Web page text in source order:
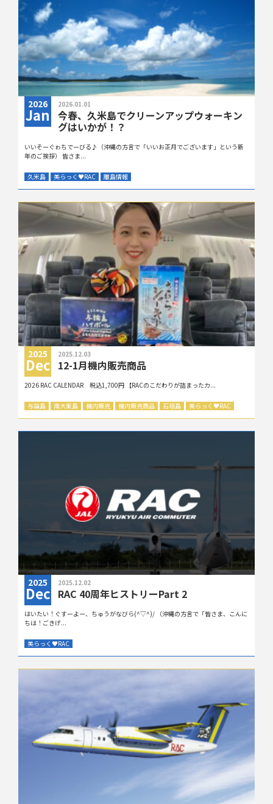
2026
Jan
2026.01.01
今春、久米島でクリーンアップウォーキン
グはいかが！？
いいそーぐゎちでーびる♪（沖縄の方言で「いいお正月でございます」という新
年のご挨拶） 皆さま...
久米島 美らっく ♥RAC 離島情報
2025
Dec
2025.12.03
12-1月機内販売商品
2026 RAC CALENDAR 税込1,700円 【RACのこだわりが詰まったカ...
与論島 南大東島 機内販売 機内販売商品 石垣島 美らっく ♥RAC
2025
Dec
2025.12.02
RAC 40周年ヒストリーPart 2
はいたい！ぐすーよー、ちゅうがなびら(^▽^)/ （沖縄の方言で「皆さま、こんに
ちは！ごきげ...
美らっく ♥RAC